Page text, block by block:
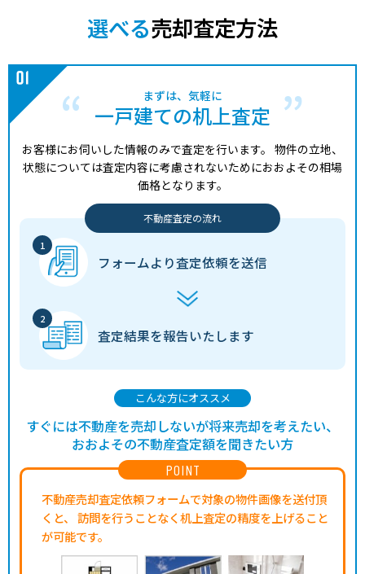
選べる売却査定方法
まずは、気軽に
一戸建ての机上査定
お客様にお伺いした情報のみで査定を行います。 物件の立地、
状態については査定内容に考慮されないためにおおよその相場
価格となります。
不動産査定の流れ
フォームより査定依頼を送信
査定結果を報告いたします
POINT
不動産売却査定依頼フォームで対象の物件画像を送付頂
くと、
訪問を行うことなく机上査定の精度を上げること
が可能です。
こんな方にオススメ
すぐには不動産を売却しないが将来売却を考えたい、
おおよその不動産査定額を聞きたい方